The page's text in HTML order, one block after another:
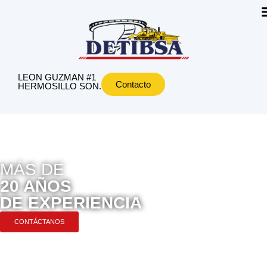
LEON GUZMAN #1
HERMOSILLO SON.
Contacto
MÁS DE
20 AÑOS
DE EXPERIENCIA
CONTÁCTANOS